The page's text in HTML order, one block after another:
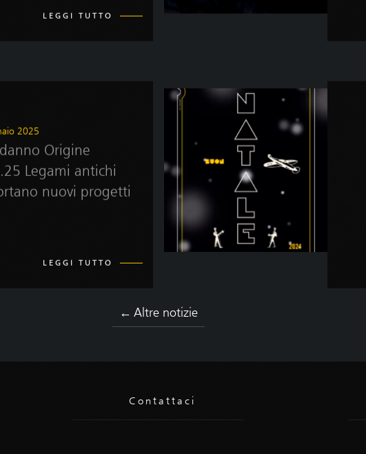
LEGGI TUTTO
2025
Origine
Legami antichi
nuovi progetti
LEGGI TUTTO
← Altre notizie